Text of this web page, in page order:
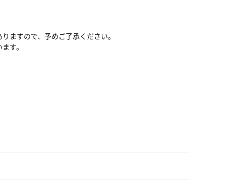
ますので、予めご了承ください。
す。